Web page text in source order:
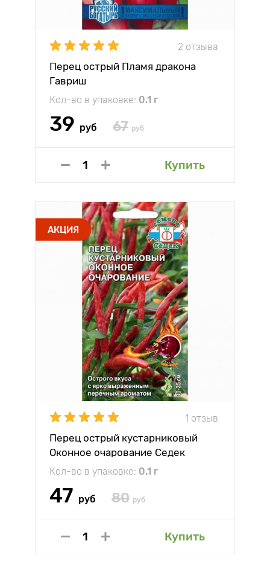
2 отзыва
Перец острый Пламя дракона
Гавриш
Кол-во в упаковке: 0.1 г
39 руб 67 руб
Купить
АКЦИЯ
1 отзыв
Перец острый кустарниковый
Оконное очарование Седек
Кол-во в упаковке: 0.1 г
47 руб 80 руб
Купить